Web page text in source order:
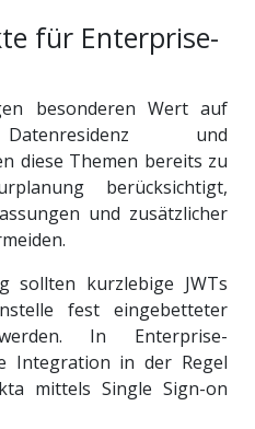
für Enterprise-
besonderen Wert auf
und
diese Themen bereits zu
berücksichtigt,
und zusätzlicher
sollten kurzlebige JWTs
fest eingebetteter
In Enterprise-
Integration in der Regel
mittels Single Sign-on